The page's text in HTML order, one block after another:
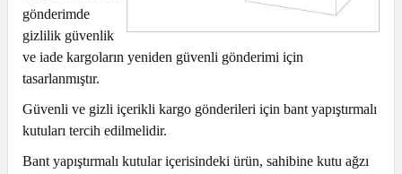
gönderimde
gizlilik güvenlik
ve iade kargoların yeniden güvenli gönderimi için
tasarlanmıştır.
Güvenli ve gizli içerikli kargo gönderileri için bant yapıştırmalı
kutuları tercih edilmelidir.
Bant yapıştırmalı kutular içerisindeki ürün, sahibine kutu ağzı